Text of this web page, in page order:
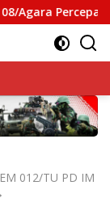
Percepat
012/TU PD IM